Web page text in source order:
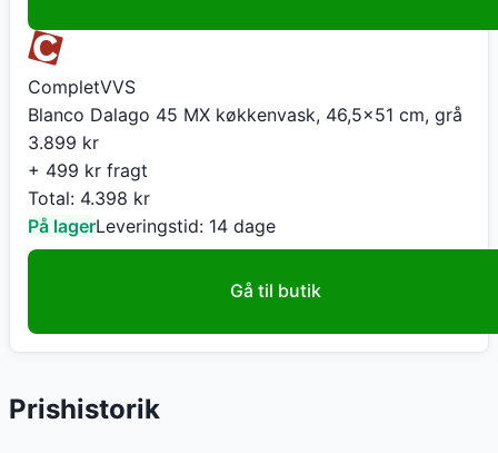
CompletVVS
Blanco Dalago 45 MX køkkenvask, 46,5x51 cm, grå
3.899 kr
+ 499 kr fragt
Total: 4.398 kr
På lagerLeveringstid: 14 dage
Gå til butik
Prishistorik